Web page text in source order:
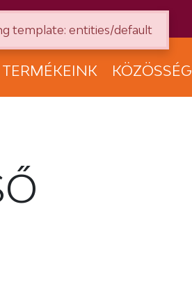
TERMÉKEINK KÖZÖSSÉG
template: entities/default